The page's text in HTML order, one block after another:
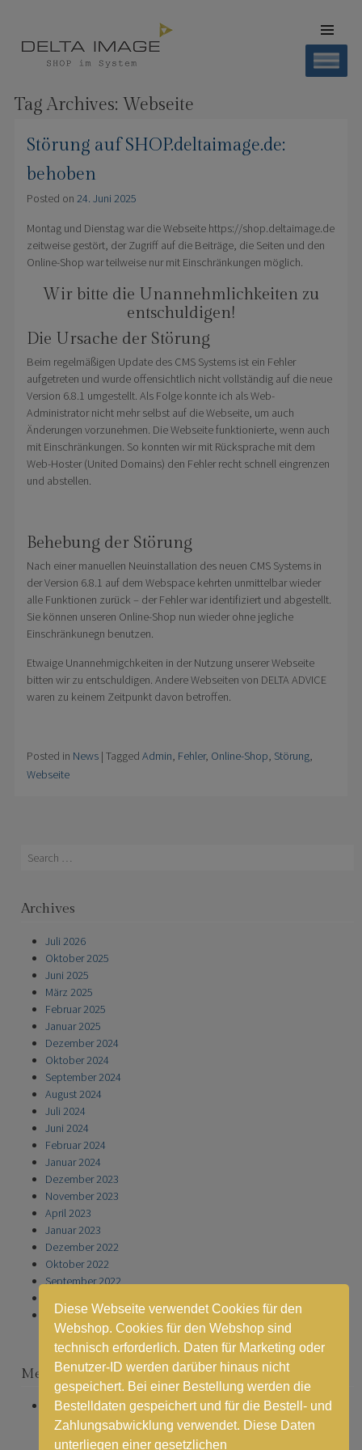
CONTENT
Tag Archives: Webseite
Störung auf SHOP.deltaimage.de:
behoben
Posted on 24. Juni 2025
Montag und Dienstag war die Webseite https://shop.deltaimage.de
zeitweise gestört, der Zugriff auf die Beiträge, die Seiten und den
Online-Shop war teilweise nur mit Einschränkungen möglich.
Wir bitte die Unannehmlichkeiten zu
entschuldigen!
Die Ursache der Störung
Beim regelmäßigen Update des CMS Systems ist ein Fehler
aufgetreten und wurde offensichtlich nicht vollständig auf die neue
Version 6.8.1 umgestellt. Als Folge konnte ich als Web-
Administrator nicht mehr selbst auf die Webseite, um auch
Änderungen vorzunehmen. Die Webseite funktionierte, wenn auch
mit Einschränkungen. So konnten wir mit Rücksprache mit dem
Web-Hoster (United Domains) den Fehler recht schnell eingrenzen
und abstellen.
Behebung der Störung
Nach einer manuellen Neuinstallation des neuen CMS Systems in
der Version 6.8.1 auf dem Webspace kehrten unmittelbar wieder
alle Funktionen zurück – der Fehler war identifiziert und abgestellt.
Sie können unseren Online-Shop nun wieder ohne jegliche
Einschränkunegn benutzen.
Etwaige Unannehmigchkeiten in der Nutzung unserer Webseite
bitten wir zu entschuldigen. Andere Webseiten von DELTA ADVICE
waren zu keinem Zeitpunkt davon betroffen.
Posted in News | Tagged Admin Fehler, Online-Shop Störung,
Webseite
Search
Archives
Juli 2026
Oktober 2025
Juni 2025
März 2025
Februar 2025
Januar 2025
Dezember 2024
Oktober 2024
September 2024
August 2024
Juli 2024
Juni 2024
Februar 2024
Januar 2024
Dezember 2023
November 2023
April 2023
Januar 2023
Dezember 2022
Oktober 2022
September 2022
Januar 2021
Meta
Anmelden
Diese Webseite verwendet Cookies für den
Webshop. Cookies für den Webshop sind
technisch erforderlich. Daten für Marketing oder
Benutzer-ID werden darüber hinaus nicht
gespeichert. Bei einer Bestellung werden die
Bestelldaten gespeichert und für die Bestell- und
Zahlungsabwicklung verwendet. Diese Daten
unterliegen einer gesetzlichen